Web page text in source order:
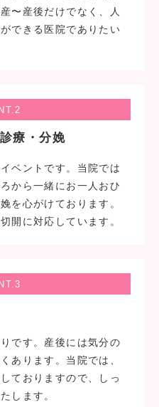
〜産後だけでなく、人
できる医院でありたい
療・分娩
ベントです。当院では
から一緒にお一人おひ
を心がけております。
開に対応しています。
です。産後には気分の
あります。当院では、
ておりますので、しっ
します。